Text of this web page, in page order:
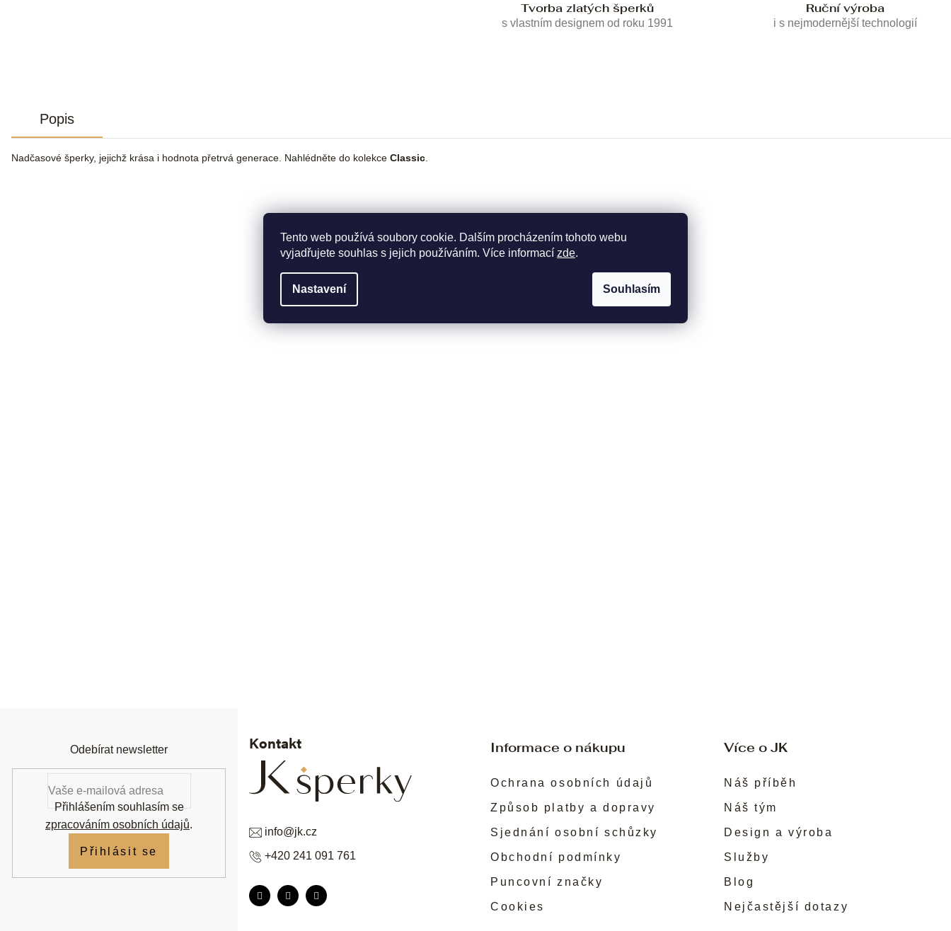
Tento web používá soubory cookie. Dalším procházením tohoto webu
vyjadřujete souhlas s jejich používáním. Více informací zde.
Nastavení Souhlasím
Tvorba zlatých šperků
s vlastním designem od roku 1991
Ruční výroba
i s nejmodernější technologií
Popis
Nadčasové šperky, jejichž krása i hodnota přetrvá generace. Nahlédněte do kolekce Classic
Informace o nákupu
Ochrana osobních údajů
Způsob platby a dopravy
Sjednání osobní schůzky
Obchodní podmínky
Puncovní značky
Cookies
Více o JK
Náš příběh
Náš tým
Design a výroba
Služby
Blog
Nejčastější dotazy
Kontakt
info@jk.cz
+420 241 091 761
Odebírat newsletter
Přihlášením souhlasím se
zpracováním osobních údajů.
Přihlásit se